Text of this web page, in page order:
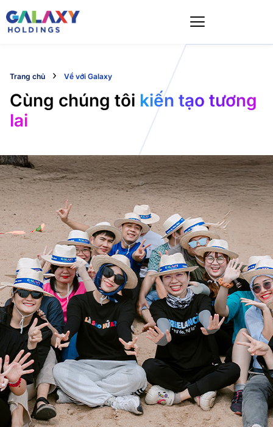
to
Trang chủ › Về với Galaxy
Cùng chúng tôi kiến tạo tương
lai